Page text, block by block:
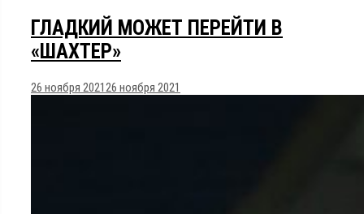
ГЛАДКИЙ МОЖЕТ ПЕРЕЙТИ В
«ШАХТЕР»
26 ноября 202126 ноября 2021